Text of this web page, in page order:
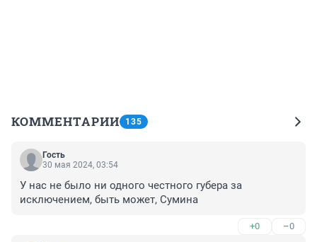
КОММЕНТАРИИ 135
Гость
30 мая 2024, 03:54
У нас не было ни одного честного губера за
исключением, быть может, Сумина
+0 –0